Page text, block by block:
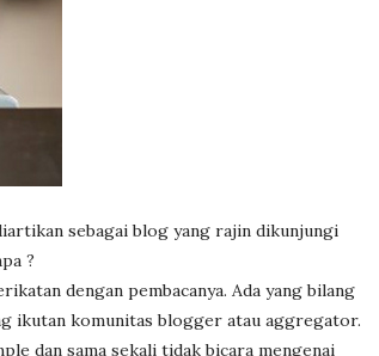
sebagai blog yang rajin dikunjungi
?
dengan pembacanya. Ada yang bilang
ikutan komunitas blogger atau aggregator.
dan sama sekali tidak bicara mengenai